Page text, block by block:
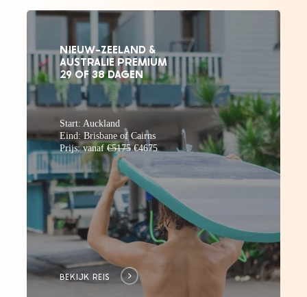
NIEUW-ZEELAND &
AUSTRALIE PREMIUM
29 OF 38 DAGEN
Start: Auckland
Eind: Brisbane of Cairns
Prijs: vanaf€5175€4675
BEKIJK REIS